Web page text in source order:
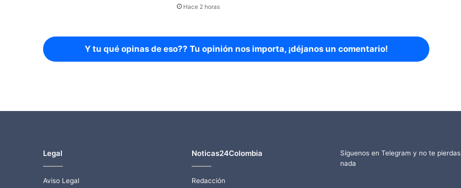
Hace 2 horas
Y tu qué opinas de eso?? Tu opinión nos importa, ¡déjanos un comentario!
Legal
Aviso Legal
Noticas24Colombia
Redacción
Síguenos en Telegram y no te pierdas
nada